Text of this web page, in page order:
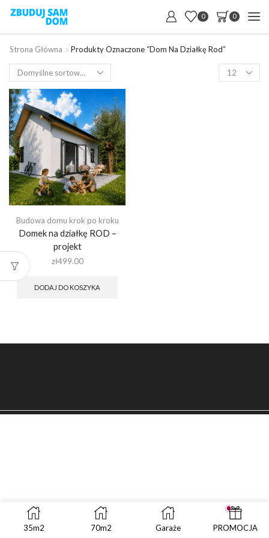
0 0
Strona Główna
Produkty Oznaczone “dom Na Działkę Rod”
Products
per
Budowa domu krok po kroku
Domek na działkę ROD –
projekt
zł499.00
DODAJ DO KOSZYKA
35m2 70m2 Garaże PROMOCJA